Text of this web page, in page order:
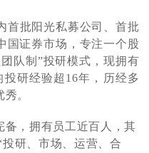
首批阳光私募公司、首批
国证券市场，专注一个股
队制”投研模式，现拥有
研经验超16年，历经多
。
备，拥有员工近百人，其
研、市场、运营、合